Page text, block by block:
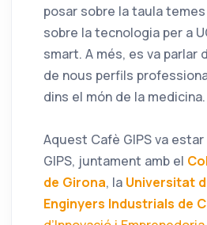
posar sobre la taula
sobre la tecnologia per a
smart. A més, es va parlar
de nous perfils
dins el món de la medicina.
Aquest Cafè GIPS va
GIPS, juntament amb el
de Girona, la Universitat
Enginyers Industrials de